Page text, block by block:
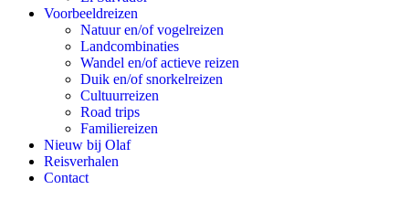
Voorbeeldreizen
Natuur en/of vogelreizen
Landcombinaties
Wandel en/of actieve reizen
Duik en/of snorkelreizen
Cultuurreizen
Road trips
Familiereizen
Nieuw bij Olaf
Reisverhalen
Contact